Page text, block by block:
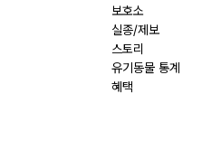
보호소
실종/제보
스토리
유기동물 통계
혜택